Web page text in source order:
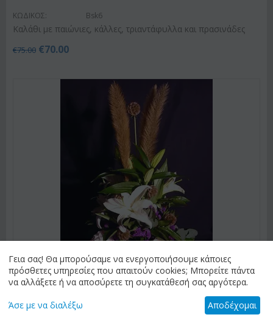
ΚΩΔΙΚΟΣ: Bsk6
Καλάθι με παιώνιες, κάλλες, τριαντάφυλλα και πρασινάδες
€75.00 €70.00
Γεια σας! Θα μπορούσαμε να ενεργοποιήσουμε κάποιες
πρόσθετες υπηρεσίες που απαιτούν cookies; Μπορείτε πάντα
να αλλάξετε ή να αποσύρετε τη συγκατάθεσή σας αργότερα.
Άσε με να διαλέξω Αποδέχομαι